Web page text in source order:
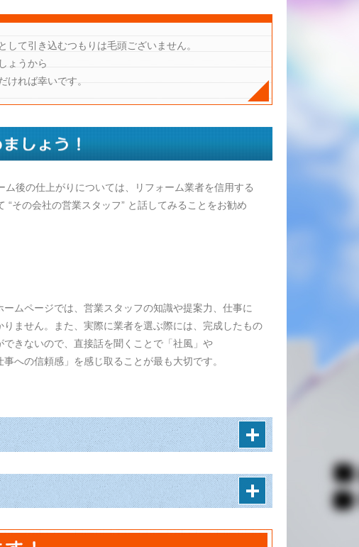
て引き込むつもりは毛頭ございません。
ょうから
れば幸いです。
後の仕上がりについては、リフォーム業者を信用する
その会社の営業スタッフ” と話してみることをお勧め
ームページでは、営業スタッフの知識や提案力、仕事に
りません。また、実際に業者を選ぶ際には、完成したもの
できないので、直接話を聞くことで「社風」や
事への信頼感」を感じ取ることが最も大切です。